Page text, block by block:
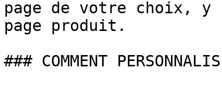
page de votre choix, y
page produit.
### COMMENT